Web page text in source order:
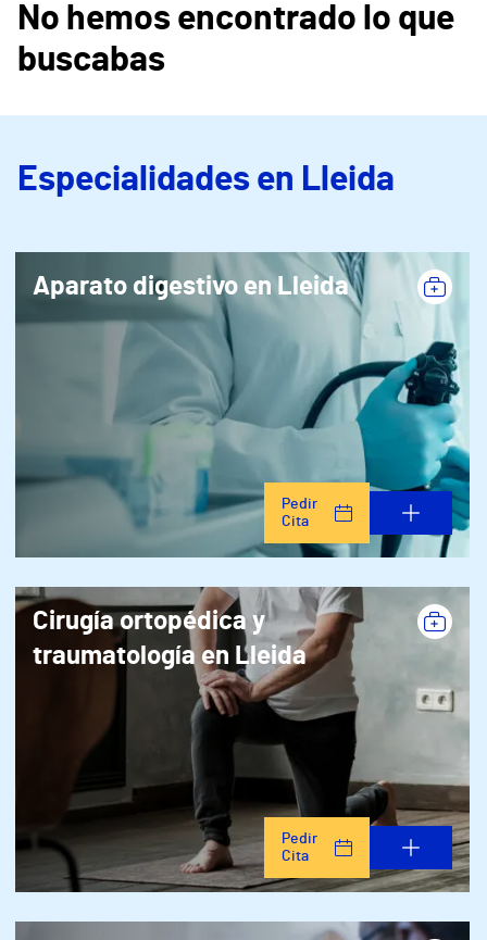
No hemos encontrado lo que
buscabas
Especialidades en Lleida
Aparato digestivo en Lleida
Pedir
Cita
Cirugía ortopédica y
traumatología en Lleida
Pedir
Cita